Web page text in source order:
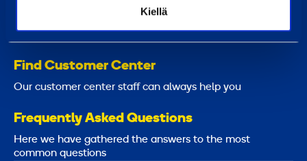
Kiellä
asiakaspalvelu@ramirent.fi
We normally respond within 24h
Find Customer Center
Our customer center staff can always help you
Frequently Asked Questions
Here we have gathered the answers to the most
common questions